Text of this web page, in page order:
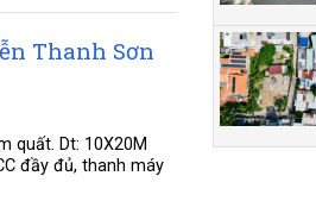
Thanh Sơn
quất. Dt: 10X20M
đầy đủ, thanh máy